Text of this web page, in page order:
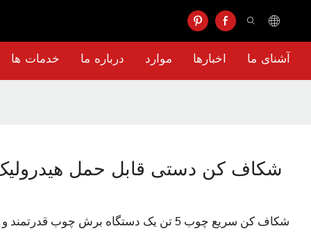
خدمات ها درباره ما موارد اخبارها آشنای ما
شکاف کن دستی قابل حمل هیدرولیک
شکاف کن سریع چوب 5 تن یک دستگاه برش چوب